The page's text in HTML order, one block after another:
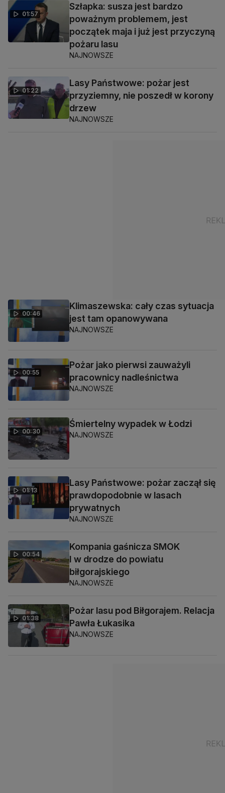
01:57
Szłapka: susza jest bardzo
poważnym problemem, jest
początek maja i już jest przyczyną
pożaru lasu
NAJNOWSZE
01:22
Lasy Państwowe: pożar jest
przyziemny, nie poszedł w korony
drzew
NAJNOWSZE
00:46
Klimaszewska: cały czas sytuacja
jest tam opanowywana
NAJNOWSZE
00:55
Pożar jako pierwsi zauważyli
pracownicy nadleśnictwa
NAJNOWSZE
00:30
Śmiertelny wypadek w Łodzi
NAJNOWSZE
01:13
Lasy Państwowe: pożar zaczął się
prawdopodobnie w lasach
prywatnych
NAJNOWSZE
00:54
Kompania gaśnicza SMOK
I w drodze do powiatu
biłgorajskiego
NAJNOWSZE
01:38
Pożar lasu pod Biłgorajem. Relacja
Pawła Łukasika
NAJNOWSZE